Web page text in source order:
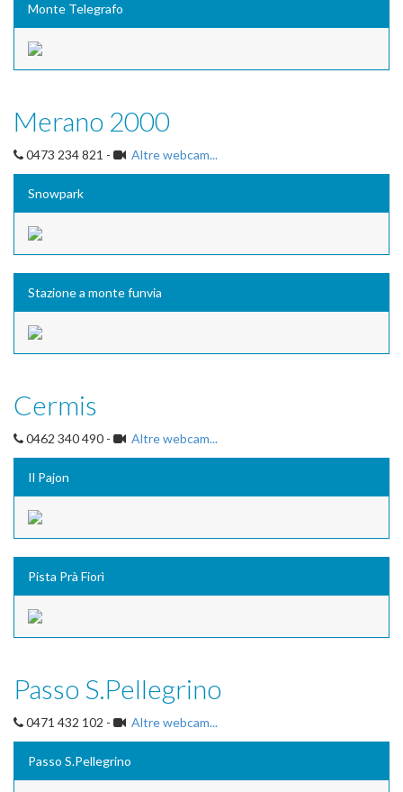
Monte Telegrafo
Merano 2000
0473 234 821 - Altre webcam...
Snowpark
Stazione a monte funvia
Cermis
0462 340 490 - Altre webcam...
Il Pajon
Pista Prà Fiorì
Passo S.Pellegrino
0471 432 102 - Altre webcam...
Passo S.Pellegrino